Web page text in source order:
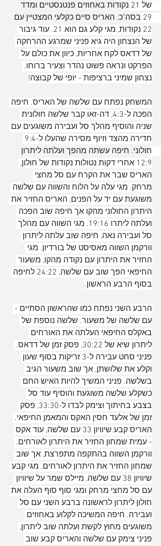
של 21 נקודות באחוזים פנטנסטיים ומדד
29 בסה"כ. האריס סיים כקלעי המצטיין עם
22 נקודות, מגי קלע גם הוא 21. עוד גיבור
של הנצחון היה גיא פניני שמרגע ההרחקה
של דדאס לקח אחריות, כיוון את כולם על
הפרקט ונראה פשוט נהדר וצעיר ברוחו.
נצחון שמיני ברציפות - יופי של קבוצה!
המשחק נפתח עם שלשה של האריס. חיפה
הפכה ל-4:3, דה-זאו קבר שלשה חולונית
שניה והוסיף מהלך סל ועבירה משוגעים עם
חולוני. חיפה עשתה מהפך ועלתה ליתרון
12:9 אחרי דקות נטולות נקודות של חולון,
האריס שבר את הקרח עם סל מחצי
מרחק. מגי עלה על הלוח והשווה עם שלשה
משוגעת עם יד על הפנים, האריס החזיר את
היתרון החולוני מהקו אך חיפה שוב הפכה
ועלתה ליתרו 19:16. מגי השווה עם מהלך
סל ועבירה נאה, חיפה שוב עלתה ליתרון
וורקמן השווה מאסיסט של בורדיון. מגי
החזיר את היתרון עם נקודה מהקו, משעור
החיפאי הפך שוב עם שלשה, 24:22 לחיפה
בסוף הרבע הראשון.
הרבע השני נפתח כמו שהראשון הסתיים -
עם שלשה של משעור. שלשה נוספת של
באקלס החיפאי העלתה את האורחים
ליתרון שיא של 30:22, פסק זמן של דדאס.
פניני סחט עבירה ל-3 זריקות בסוף שעון
וקלע את שלושתן, אך שוב משעור הגיב
בשלשה. פניני המשיך להיות האיש החם
כשקלע שלשה משוגעת והוסיף עוד סל
בצבע בחיתוך וצימק לבדו ל-33:30, פסק
זמן של אלעד חסין האקס והמאמן החיפאי.
האריס קבע שיוויון 33 עם שלשה, עוד אקס
- עמית שמחון החזיר את היתרון לאורחים.
וורקמן השווה בהתקפה מתפרצת, אך שוב
שמחון החזיר את היתרון לאורחים. מגי קבע
שיוויון 38 עם שלשה, מיילס שמר על שיוויון
עם סל מחצי מרחק ומגי סוף סוף העלה את
חולון ליתרון לראשונה ברבע השני עם סל
ועבירה. חיפה המשיכה לקלוע באחוזים
משוגעים מחוץ לקשת ועלתה שוב ליתרון,
פניני צימק עם שלשה והאריס קבע שוב